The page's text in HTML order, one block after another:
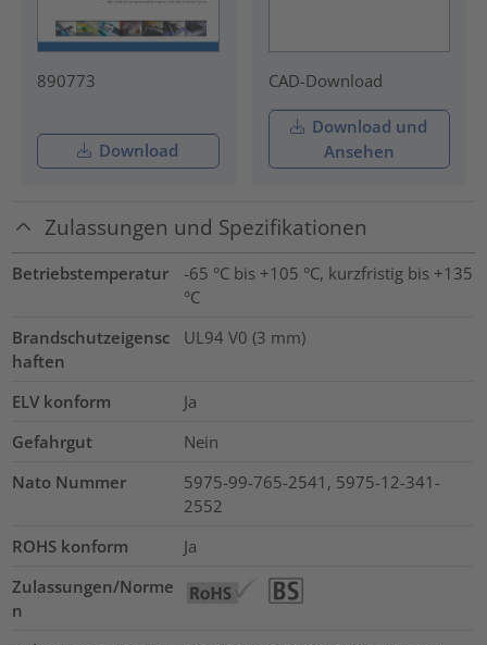
890773
Download
CAD-Download
Download und
Ansehen
Zulassungen und Spezifikationen
Betriebstemperatur
-65 °C bis +105 °C, kurzfristig bis +135
°C
Brandschutzeigensc
haften
UL94 V0 (3 mm)
ELV konform
Ja
Gefahrgut
Nein
Nato Nummer
5975-99-765-2541, 5975-12-341-
2552
ROHS konform
Ja
Zulassungen/Norme
n